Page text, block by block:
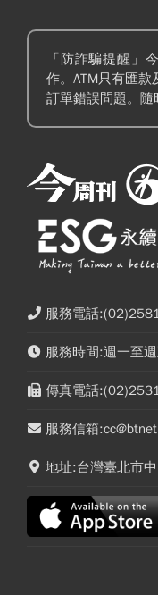
「防詐騙提醒」
作。ATM只有匯
訂單錯誤問題。隨
服務電話
服務時間:週一至
傳真電話
服務信箱
地址:台灣臺北市